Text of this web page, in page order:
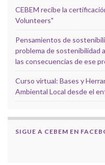
CEBEM recibe la
Volunteers"
Pensamientos de
problema de sostenibilidad
las consecuencias de ese
Curso virtual: Bases y
Ambiental Local desde el
SIGUE A CEBEM EN